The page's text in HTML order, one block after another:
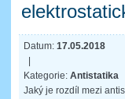
Datum: 17.05.2018
Kategorie: Antistatika
Jaký je rozdíl mezi